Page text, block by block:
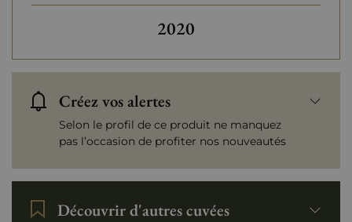
Autres millésimes de Clos
2020
Créez vos alertes
Selon le profil de ce produit ne manquez
pas l’occasion de profiter nos nouveautés
Découvrir d'autres cuvées